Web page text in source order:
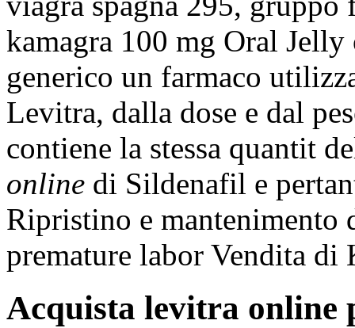
kamagra 100 mg Oral
generico un farmaco
Levitra, dalla dose e dal
contiene la stessa quantit
online di Sildenafil e
Ripristino e mantenimento
premature labor Vendita di
Acquista levitra online